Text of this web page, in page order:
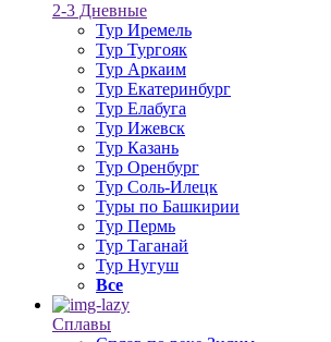
2-3 Дневные
Тур Иремель
Тур Тургояк
Тур Аркаим
Тур Екатеринбург
Тур Елабуга
Тур Ижевск
Тур Казань
Тур Оренбург
Тур Соль-Илецк
Туры по Башкирии
Тур Пермь
Тур Таганай
Тур Нугуш
Все
Сплавы